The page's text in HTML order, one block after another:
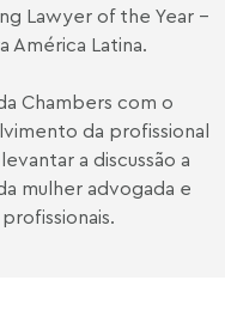
Lawyer of the Year -
América Latina.
Chambers com o
da profissional
a discussão a
mulher advogada e